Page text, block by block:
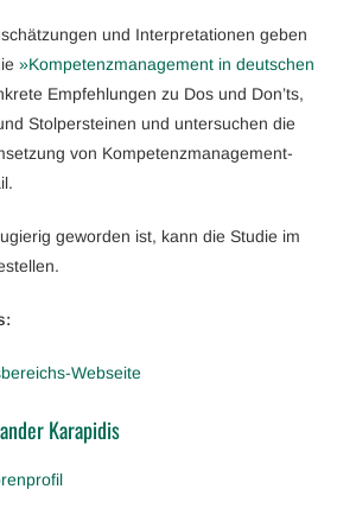
und Interpretationen geben
»Kompetenzmanagement in deutschen
Empfehlungen zu Dos und Don’ts,
Stolpersteinen und untersuchen die
von Kompetenzmanagement-
geworden ist, kann die Studie im
Webseite
Karapidis